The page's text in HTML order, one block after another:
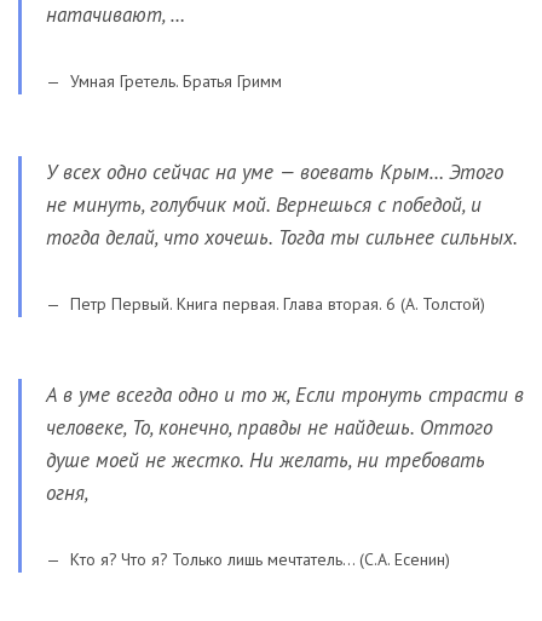
натачивают, …
Умная Гретель. Братья Гримм
У всех одно сейчас на уме — воевать Крым… Этого
не минуть, голубчик мой. Вернешься с победой, и
тогда делай, что хочешь. Тогда ты сильнее сильных.
Петр Первый. Книга первая. Глава вторая. 6 (А. Толстой)
А в уме всегда одно и то ж, Если тронуть страсти в
человеке, То, конечно, правды не найдешь. Оттого
душе моей не жестко. Ни желать, ни требовать
огня,
Кто я? Что я? Только лишь мечтатель… (С.А. Есенин)